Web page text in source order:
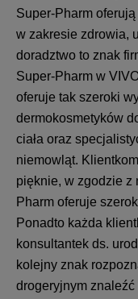
Super-Pharm
w zakresie zdrowia,
doradztwo to znak
Super-Pharm w
oferuje tak szeroki
dermokosmetyków
ciała oraz
niemowląt.
pięknie, w zgodzie z
Pharm oferuje
Ponadto każda
konsultantek ds.
kolejny znak
drogeryjnym